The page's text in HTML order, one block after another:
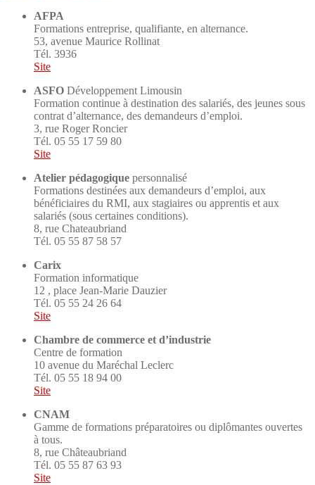
AFPA
Formations entreprise, qualifiante, en alternance.
53, avenue Maurice Rollinat
Tél. 3936
Site
ASFO Développement Limousin
Formation continue à destination des salariés, des jeunes sous
contrat d’alternance, des demandeurs d’emploi.
3, rue Roger Roncier
Tél. 05 55 17 59 80
Site
Atelier pédagogique personnalisé
Formations destinées aux demandeurs d’emploi, aux
bénéficiaires du RMI, aux stagiaires ou apprentis et aux
salariés (sous certaines conditions).
8, rue Chateaubriand
Tél. 05 55 87 58 57
Carix
Formation informatique
12 , place Jean-Marie Dauzier
Tél. 05 55 24 26 64
Site
Chambre de commerce et d’industrie
Centre de formation
10 avenue du Maréchal Leclerc
Tél. 05 55 18 94 00
Site
CNAM
Gamme de formations préparatoires ou diplômantes ouvertes
à tous.
8, rue Châteaubriand
Tél. 05 55 87 63 93
Site